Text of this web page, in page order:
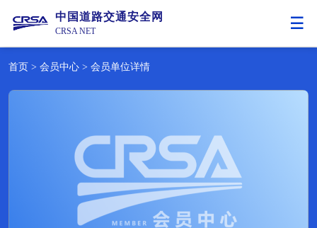
中国道路交通安全网
CRSA NET
首页 > 会员中心 > 会员单位详情